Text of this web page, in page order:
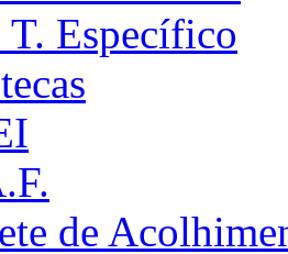
Específico
de